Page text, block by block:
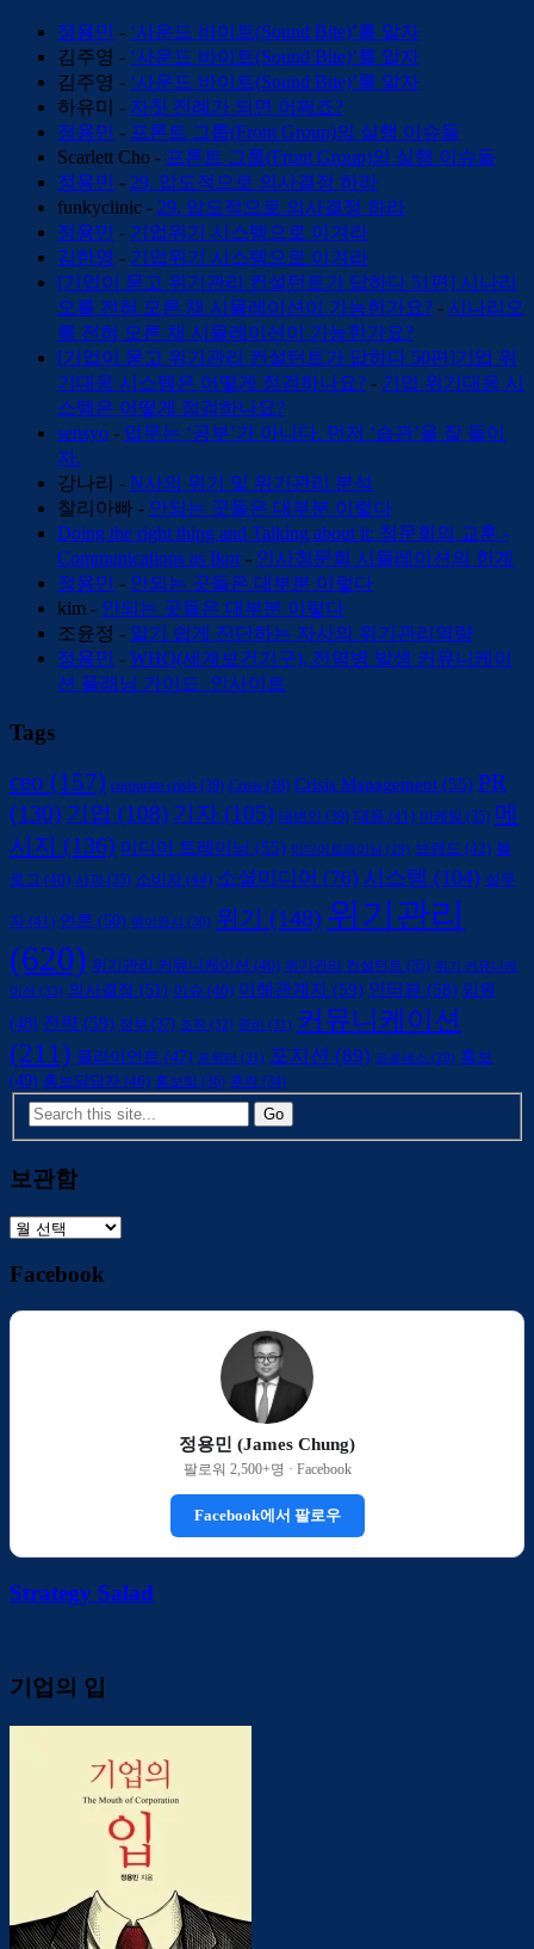
정용민 - ‘사운드 바이트(Sound Bite)’를 알자
김주영 - ‘사운드 바이트(Sound Bite)’를 알자
김주영 - ‘사운드 바이트(Sound Bite)’를 알자
하유미
- 자칫 전례가 되면 어쩌죠?
정용민
- 프론트 그룹(Front Group)의 실행 이슈들
Scarlett Cho - 프론트 그룹(Front Group)의 실행 이슈들
정용민
- 29. 압도적으로 의사결정 하라
funkyclinic - 29. 압도적으로 의사결정 하라
정용민
- 기업위기 시스템으로 이겨라
김한영 - 기업위기 시스템으로 이겨라
[기업이 묻고 위기관리 컨설턴트가 답하다 51편] 시나리
오를 전혀 모른 채 시뮬레이션이 가능한가요? - 시나리오
를 전혀 모른 채 시뮬레이션이 가능한가요?
[기업이 묻고 위기관리 컨설턴트가 답하다 50편]기업 위
기대응 시스템은 어떻게 점검하나요? - 기업 위기대응 시
스템은 어떻게 점검하나요?
sensyo - 업무는 ‘공부’가 아니다. 먼저 ‘습관’을 잘 들이
자.
강나리 - N사의 위기 및 위기관리 분석
찰리아빠 - 안되는 곳들은 대부분 이렇다
Doing the right thing and Talking about it: 청문회의 교훈 -
Communications as Ikor- 인사청문회 시뮬레이션의 한계
정용민
- 안되는 곳들은 대부분 이렇다
kim - 안되는 곳들은 대부분 이렇다
조윤정 - 알기 쉽게 진단하는 자사의 위기관리역량
정용민
- WHO(세계보건기구), 전염병 발생 커뮤니케이
션 플래닝 가이드_인사이트
Tags
ceo (157) corporate crisis (39) Crisis (38) Crisis Management (55) PR
(130) 기업 (108) 기자 (105) 대변인 (39) 대응 (41) 마케팅 (35) 메
시지 (136) 미디어 트레이닝 (55) 미디어트레이닝 (29) 브랜드 (42) 블
로그 (40) 사과 (35) 소비자 (44) 소셜미디어 (76) 시스템 (104) 실무
자 (41) 언론 (50) 에이전시 (30) 위기 (148) 위기관리
(620) 위기관리 커뮤니케이션 (40) 위기관리 컨설턴트 (35) 위기 커뮤니케
이션 (33) 의사결정 (51) 이슈 (40) 이해관계자 (59) 인터뷰 (58) 임원
(48) 전략 (59) 정부 (37) 조직 (32) 준비 (31) 커뮤니케이션
(211) 클라이언트 (47) 트위터 (31) 포지션 (89) 프로세스 (29) 홍보
(49) 홍보담당자 (46) 홍보팀 (36) 훈련 (34)
보관함
보
함
Facebook
정용민 (James Chung)
팔로워 2,500+명 · Facebook
Facebook에서 팔로우
Strategy Salad
기업의 입